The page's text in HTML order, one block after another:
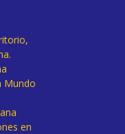
Mundo
en